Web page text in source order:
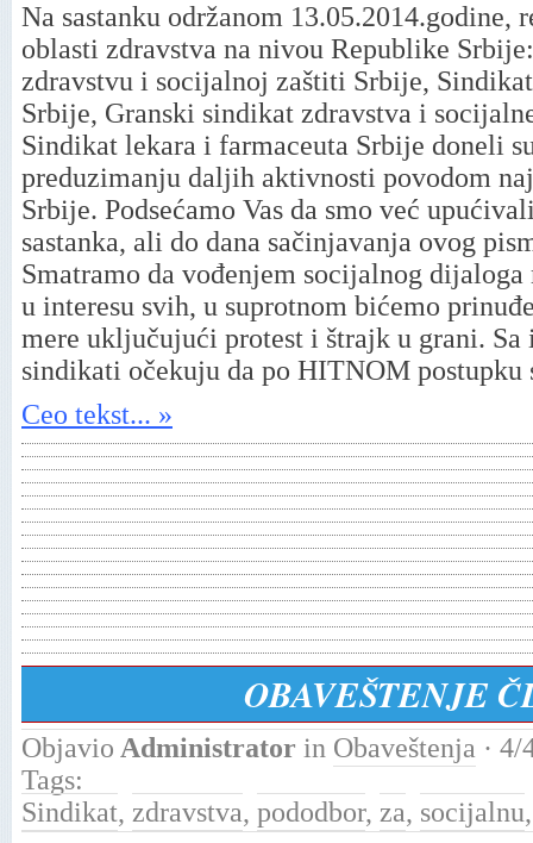
Na sastanku održanom 13.05.2014.godine,
oblasti zdravstva na nivou Republike
zdravstvu i socijalnoj zaštiti Srbije,
Srbije, Granski sindikat zdravstva i
Sindikat lekara i farmaceuta Srbije doneli
preduzimanju daljih aktivnosti povodom
Srbije. Podsećamo Vas da smo već
sastanka, ali do dana sačinjavanja ovog
Smatramo da vođenjem socijalnog
u interesu svih, u suprotnom bićemo
mere uključujući protest i štrajk u grani. Sa
sindikati očekuju da po HITNOM postupku
Ceo tekst... »
OBAVEŠTENJE
Objavio Administrator in Obaveštenja ·
Tags:
Sindikat, zdravstva, pododbor, za, socijalnu